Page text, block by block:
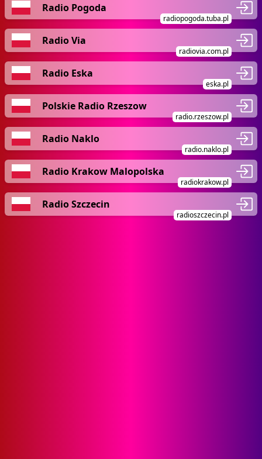
Radio Pogoda
radiopogoda.tuba.pl
Radio Via
radiovia.com.pl
Radio Eska
eska.pl
Polskie Radio Rzeszow
radio.rzeszow.pl
Radio Naklo
radio.naklo.pl
Radio Krakow Malopolska
radiokrakow.pl
Radio Szczecin
radioszczecin.pl